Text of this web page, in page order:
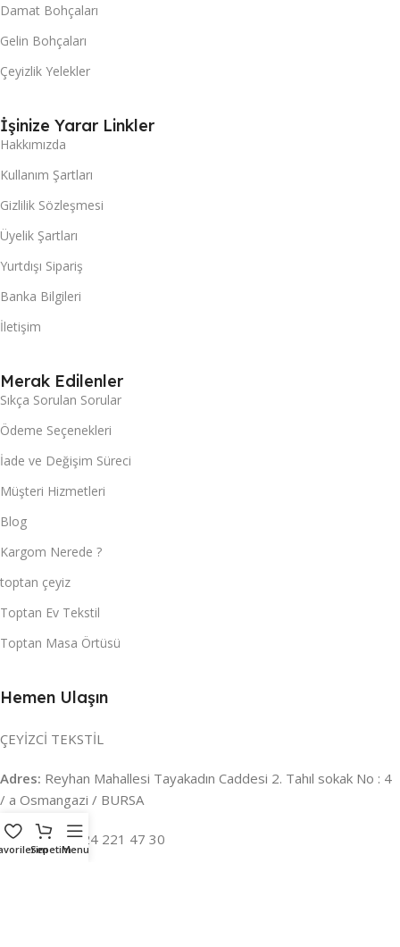
Damat Bohçaları
Gelin Bohçaları
Çeyizlik Yelekler
İşinize Yarar Linkler
Hakkımızda
Kullanım Şartları
Gizlilik Sözleşmesi
Üyelik Şartları
Yurtdışı Sipariş
Banka Bilgileri
İletişim
Merak Edilenler
Sıkça Sorulan Sorular
Ödeme Seçenekleri
İade ve Değişim Süreci
Müşteri Hizmetleri
Blog
Kargom Nerede ?
toptan çeyiz
Toptan Ev Tekstil
Toptan Masa Örtüsü
Hemen Ulaşın
ÇEYİZCİ TEKSTİL
Adres: Reyhan Mahallesi Tayakadın Caddesi 2. Tahıl sokak No : 4
/ a Osmangazi / BURSA
İLETİŞİM : 0224 221 47 30
SepetimMenu